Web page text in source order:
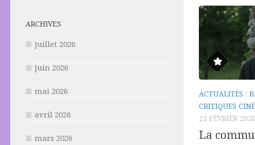
ACTUALITÉS /
CRITIQUES CINÉ
21 FÉVRIER 2020
La
ARCHIVES
juillet 2026
juin 2026
mai 2026
avril 2026
mars 2026